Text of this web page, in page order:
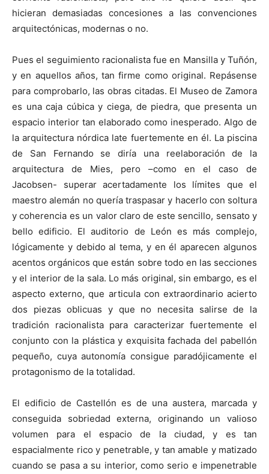
hicieran demasiadas concesiones a las convenciones
arquitectónicas, modernas o no.
Pues el seguimiento racionalista fue en Mansilla y Tuñón,
y en aquellos años, tan firme como original. Repásense
para comprobarlo, las obras citadas. El Museo de Zamora
es una caja cúbica y ciega, de piedra, que presenta un
espacio interior tan elaborado como inesperado. Algo de
la arquitectura nórdica late fuertemente en él. La piscina
de San Fernando se diría una reelaboración de la
arquitectura de Mies, pero –como en el caso de
Jacobsen- superar acertadamente los límites que el
maestro alemán no quería traspasar y hacerlo con soltura
y coherencia es un valor claro de este sencillo, sensato y
bello edificio. El auditorio de León es más complejo,
lógicamente y debido al tema, y en él aparecen algunos
acentos orgánicos que están sobre todo en las secciones
y el interior de la sala. Lo más original, sin embargo, es el
aspecto externo, que articula con extraordinario acierto
dos piezas oblicuas y que no necesita salirse de la
tradición racionalista para caracterizar fuertemente el
conjunto con la plástica y exquisita fachada del pabellón
pequeño, cuya autonomía consigue paradójicamente el
protagonismo de la totalidad.
El edificio de Castellón es de una austera, marcada y
conseguida sobriedad externa, originando un valioso
volumen para el espacio de la ciudad, y es tan
espacialmente rico y penetrable, y tan amable y matizado
cuando se pasa a su interior, como serio e impenetrable